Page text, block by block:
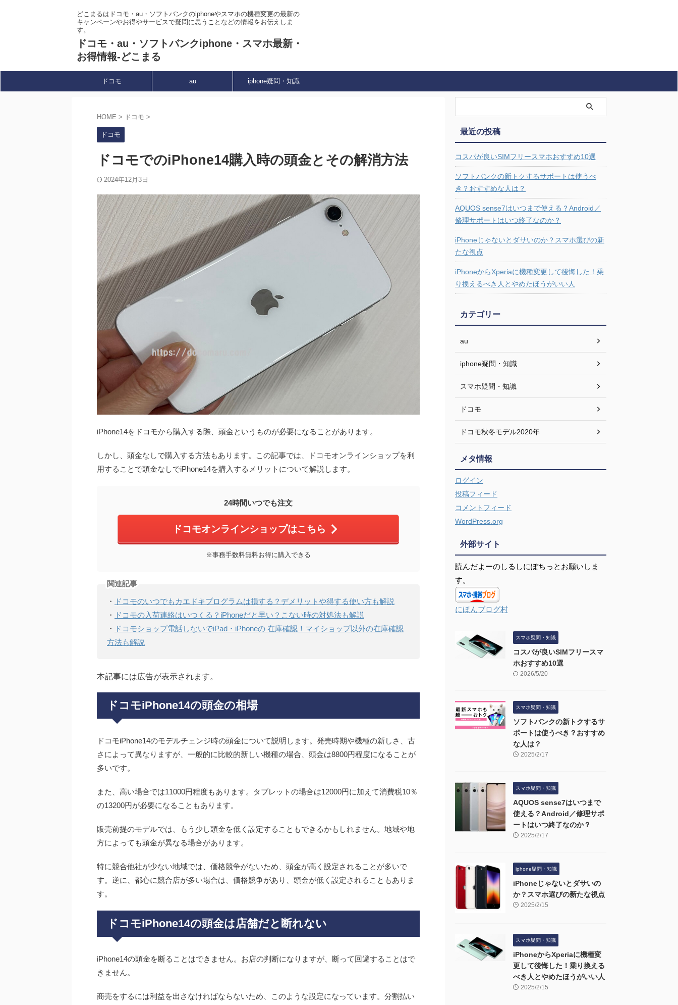
どこまるはドコモ・au・ソフトバンクのiphoneやスマホの機種変更の最新の
キャンペーンやお得やサービスで疑問に思うことなどの情報をお伝えしま
す。
ドコモ・au・ソフトバンクiphone・スマホ最新・
お得情報-どこまる
ドコモ au iphone疑問・知識
HOME > ドコモ >
ドコモ
ドコモでのiPhone14購入時の頭金とその解消方法
2024年12月3日
iPhone14をドコモから購入する際、頭金というものが必要になることがあります。
しかし、頭金なしで購入する方法もあります。この記事では、ドコモオンラインショップを利
用することで頭金なしでiPhone14を購入するメリットについて解説します。
24時間いつでも注文
ドコモオンラインショップはこちら
※事務手数料無料お得に購入できる
関連記事
・
ドコモのいつでもカエドキプログラムは損する？デメリットや得する使い方も解説
・
ドコモの入荷連絡はいつくる？iPhoneだと早い？こない時の対処法も解説
・
ドコモショップ電話しないでiPad・iPhoneの 在庫確認！マイショップ以外の在庫確認
方法も解説
本記事には広告が表示されます。
ドコモiPhone14の頭金の相場
ドコモiPhone14のモデルチェンジ時の頭金について説明します。発売時期や機種の新しさ、古
さによって異なりますが、一般的に比較的新しい機種の場合、頭金は8800円程度になることが
多いです。
また、高い場合では11000円程度もあります。タブレットの場合は12000円に加えて消費税10％
の13200円が必要になることもあります。
販売前提のモデルでは、もう少し頭金を低く設定することもできるかもしれません。地域や地
方によっても頭金が異なる場合があります。
特に競合他社が少ない地域では、価格競争がないため、頭金が高く設定されることが多いで
す。逆に、都心に競合店が多い場合は、価格競争があり、頭金が低く設定されることもありま
す。
ドコモiPhone14の頭金は店舗だと断れない
iPhone14の頭金を断ることはできません。お店の判断になりますが、断って回避することはで
きません。
商売をするには利益を出さなければならないため、このような設定になっています。分割払い
最近の投稿
コスパが良いSIMフリースマホおすすめ10選
ソフトバンクの新トクするサポートは使うべ
き？おすすめな人は？
AQUOS sense7はいつまで使える？Android／
修理サポートはいつ終了なのか？
iPhoneじゃないとダサいのか？スマホ選びの新
たな視点
iPhoneからXperiaに機種変更して後悔した！乗
り換えるべき人とやめたほうがいい人
カテゴリー
au
iphone疑問・知識
スマホ疑問・知識
ドコモ
ドコモ秋冬モデル2020年
メタ情報
ログイン
投稿フィード
コメントフィード
WordPress.org
外部サイト
読んだよーのしるしにぽちっとお願いしま
す。
にほんブログ村
スマホ疑問・知識
コスパが良いSIMフリースマ
ホおすすめ10選
2026/5/20
スマホ疑問・知識
ソフトバンクの新トクするサ
ポートは使うべき？おすすめ
な人は？
2025/2/17
スマホ疑問・知識
AQUOS sense7はいつまで
使える？Android／修理サポ
ートはいつ終了なのか？
2025/2/17
iphone疑問・知識
iPhoneじゃないとダサいの
か？スマホ選びの新たな視点
2025/2/15
スマホ疑問・知識
iPhoneからXperiaに機種変
更して後悔した！乗り換える
べき人とやめたほうがいい人
2025/2/15